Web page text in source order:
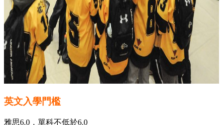
英文入學門檻
雅思6.0，單科不低於6.0